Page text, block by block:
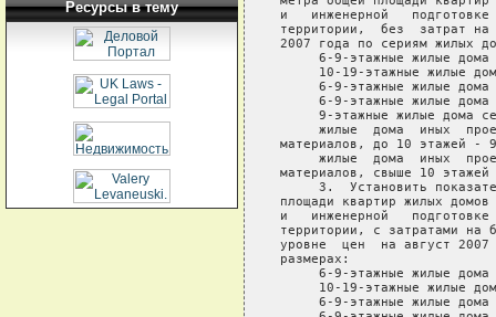
Ресурсы в тему
и   инженерной   подготовке
территории,  без  затрат на
2007 года по сериям жилых
6-9-этажные жилые
10-19-этажные жилые
6-9-этажные жилые
6-9-этажные жилые
9-этажные жилые дома
жилые  дома  иных
материалов, до 10 этажей -
жилые  дома  иных
материалов, свыше 10
3.  Установить
площади квартир жилых
и   инженерной   подготовке
территории, с затратами на
уровне  цен  на август
размерах:
6-9-этажные жилые
10-19-этажные жилые
6-9-этажные жилые